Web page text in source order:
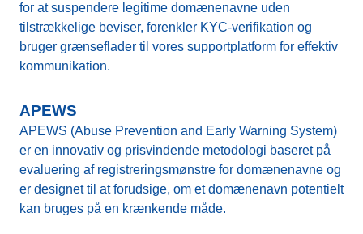
for at suspendere legitime domænenavne uden
tilstrækkelige beviser, forenkler KYC-verifikation og
bruger grænseflader til vores supportplatform for effektiv
kommunikation.
APEWS
APEWS (Abuse Prevention and Early Warning System)
er en innovativ og prisvindende metodologi baseret på
evaluering af registreringsmønstre for domænenavne og
er designet til at forudsige, om et domænenavn potentielt
kan bruges på en krænkende måde.